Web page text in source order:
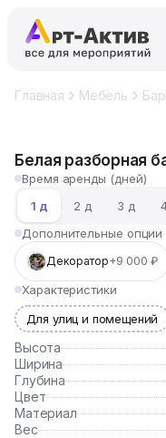
Главная Мебель
Белая разборная
Время аренды (дней)
1 д
2 д 3 д
Дополнительные опции
Декоратор+9 000 ₽
Характеристики
Для улиц и помещений
Высота
Ширина
Глубина
Цвет
Материал
Вес